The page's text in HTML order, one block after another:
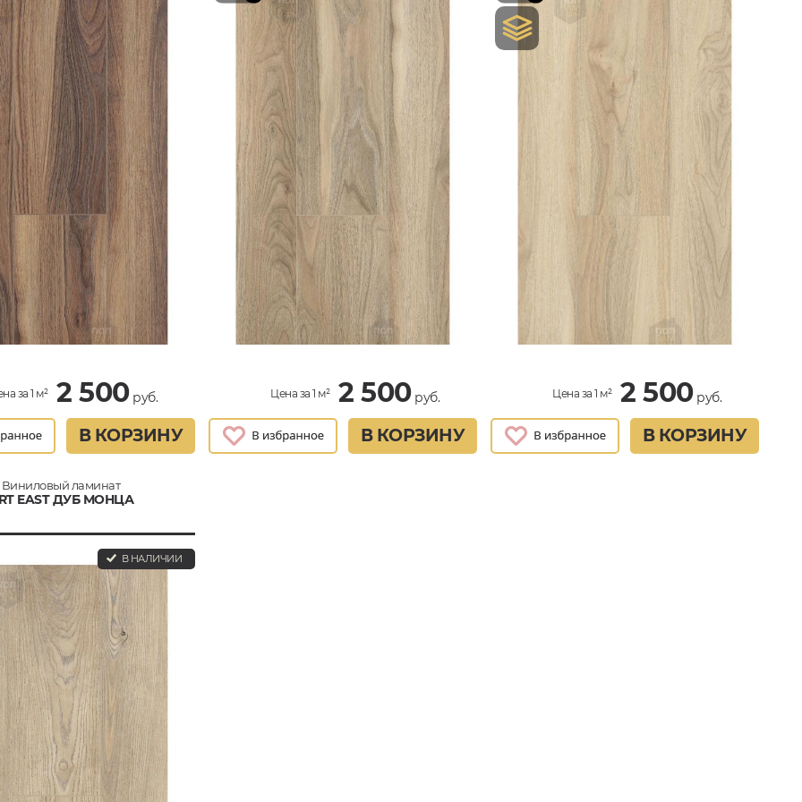
за 1 м² 2 500руб.
В КОРЗИНУ
Цена за 1 м² 2 500руб.
В КОРЗИНУ
Цена за 1 м² 2 500руб.
В КОРЗИНУ
Виниловый ламинат
EAST ДУБ МОНЦА
В НАЛИЧИИ